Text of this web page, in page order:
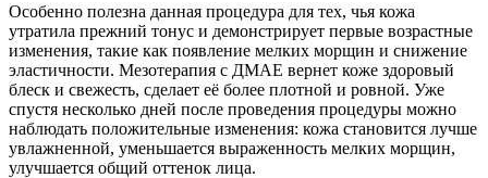
Особенно полезна данная процедура для тех, чья кожа
утратила прежний тонус и демонстрирует первые возрастные
изменения, такие как появление мелких морщин и снижение
эластичности. Мезотерапия с ДМАЕ вернет коже здоровый
блеск и свежесть, сделает её более плотной и ровной. Уже
спустя несколько дней после проведения процедуры можно
наблюдать положительные изменения: кожа становится лучше
увлажненной, уменьшается выраженность мелких морщин,
улучшается общий оттенок лица.